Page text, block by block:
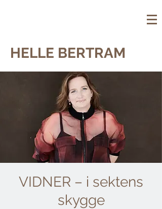
HELLE BERTRAM
VIDNER – i sektens
skygge